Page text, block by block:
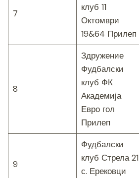
7
клуб 11
Октомври
19&64 Прилеп
8
Здружение
Фудбалски
клуб ФК
Академија
Евро гол
Прилеп
9
Фудбалски
клуб Стрела 21
с. Ерековци